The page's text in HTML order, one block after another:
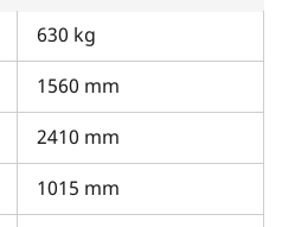
630 kg
1560 mm
2410 mm
1015 mm